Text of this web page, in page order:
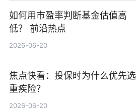
如何用市盈率判断基金估值高
低？ 前沿热点
2026-06-20
焦点快看：投保时为什么优先选
重疾险？
2026-06-20